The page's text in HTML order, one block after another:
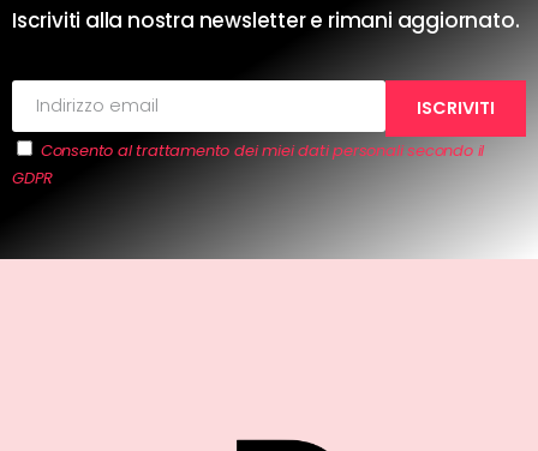
Iscriviti alla nostra newsletter e rimani aggiornato.
Consento al trattamento dei miei dati personali secondo il
GDPR